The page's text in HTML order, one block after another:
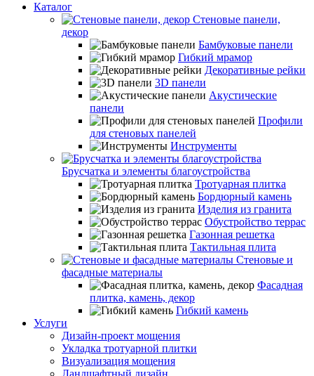
Каталог
Стеновые панели,
декор
Бамбуковые панели
Гибкий мрамор
Декоративные рейки
3D панели
Акустические
панели
Профили
для стеновых панелей
Инструменты
Брусчатка и элементы благоустройства
Тротуарная плитка
Бордюрный камень
Изделия из гранита
Обустройство террас
Газонная решетка
Тактильная плита
Стеновые и
фасадные материалы
Фасадная
плитка, камень, декор
Гибкий камень
Услуги
Дизайн-проект мощения
Укладка тротуарной плитки
Визуализация мощения
Ландшафтный дизайн